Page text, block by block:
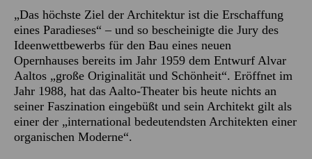
„Das höchste Ziel der Architektur ist die Erschaffung
eines Paradieses“ – und so bescheinigte die Jury des
Ideenwettbewerbs für den Bau eines neuen
Opernhauses bereits im Jahr 1959 dem Entwurf Alvar
Aaltos „große Originalität und Schönheit“. Eröffnet im
Jahr 1988, hat das Aalto-Theater bis heute nichts an
seiner Faszination eingebüßt und sein Architekt gilt als
einer der „international bedeutendsten Architekten einer
organischen Moderne“.